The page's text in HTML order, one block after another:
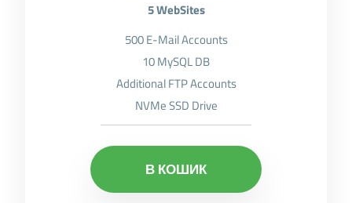
5 WebSites
500 E-Mail Accounts
10 MySQL DB
Additional FTP Accounts
NVMe SSD Drive
В КОШИК